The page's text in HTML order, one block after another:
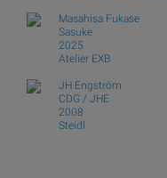
Masahisa Fukase
Sasuke
2025
Atelier EXB
JH Engström
CDG / JHE
2008
Steidl